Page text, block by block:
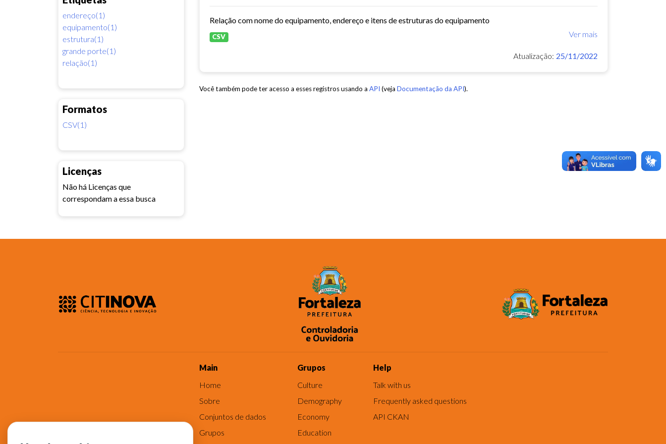
endereço(1)
equipamento(1)
estrutura(1)
grande porte(1)
relação(1)
Formatos
CSV(1)
Licenças
Não há Licenças que
correspondam a essa busca
Relação com nome do equipamento, endereço e itens de estruturas do equipamento
Ver mais
CSV
Atualização: 25/11/2022
Você também pode ter acesso a esses registros usando a API (veja Documentação da API).
Main
Home
Sobre
Conjuntos de dados
Grupos
Grupos
Culture
Demography
Economy
Education
Help
Talk with us
Frequently asked questions
API CKAN